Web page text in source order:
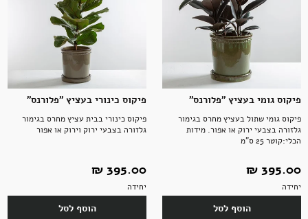
פיקוס גומי בעציץ "פלורנס"
פיקוס גומי שתול בעציץ מחרס בגימור
גלזורה בצבעי ירוק או אפור. מידות
הכלי:קוטר 25 ס"מ
395.00 ‏₪
יחידה
הוסף לסל
פיקוס כינורי בעציץ "פלורנס"
פיקוס כינורי בבית עציץ מחרס בגימור
גלזורה בצבעי ירוק וירוק או אפור
395.00 ‏₪
יחידה
הוסף לסל